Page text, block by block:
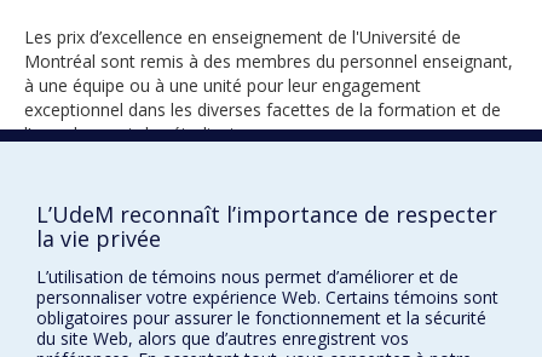
Les prix d’excellence en enseignement de l'Université de
Montréal sont remis à des membres du personnel enseignant,
à une équipe ou à une unité pour leur engagement
exceptionnel dans les diverses facettes de la formation et de
l’encadrement des étudiants.
2016
L’UdeM reconnaît l’importance de respecter
la vie privée
L’utilisation de témoins nous permet d’améliorer et de
personnaliser votre expérience Web. Certains témoins sont
obligatoires pour assurer le fonctionnement et la sécurité
du site Web, alors que d’autres enregistrent vos